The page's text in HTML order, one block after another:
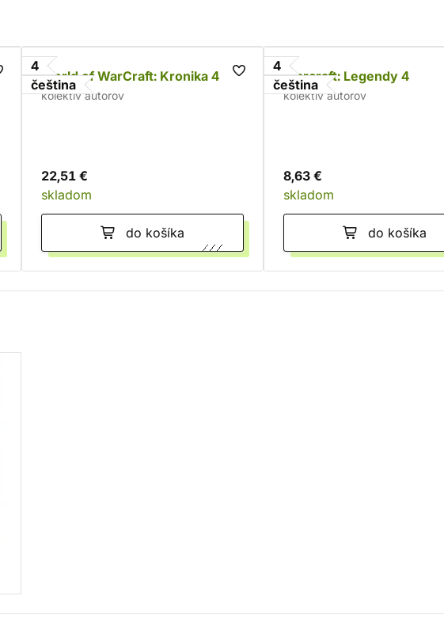
4
čeština
World of WarCraft: Kronika 4
kolektív autorov
22,51 €
skladom
do košíka
4
čeština
Warcraft: Legendy 4
kolektív autorov
8,63 €
skladom
do košíka